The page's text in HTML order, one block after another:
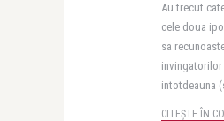
Au trecut
cele doua
sa
invingatorilor
intotdeauna
CITEȘTE ÎN